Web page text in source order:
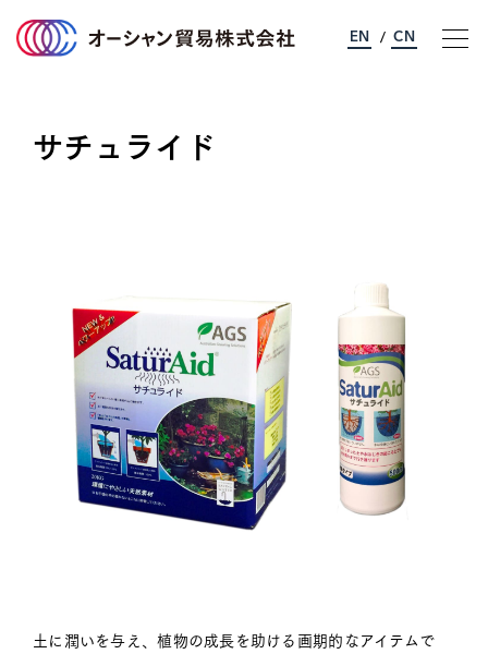
オーシャン貿易について
企業情報
採用情報
お問い合わせ
EN / CN
サチュライド
土に潤いを与え、植物の成長を助ける画期的なアイテムで